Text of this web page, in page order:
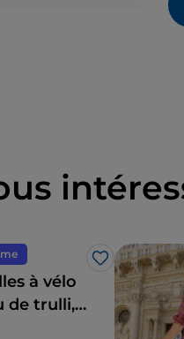
J’aime
à vélo
de trulli,